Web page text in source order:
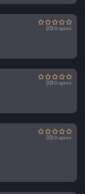
(0) 0 opinii
(0) 0 opinii
(0) 0 opinii